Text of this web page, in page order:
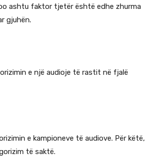
ashtu faktor tjetër është edhe zhurma
gjuhën.
e një audioje të rastit në fjalë
e kampioneve të audiove. Për këtë,
të saktë.